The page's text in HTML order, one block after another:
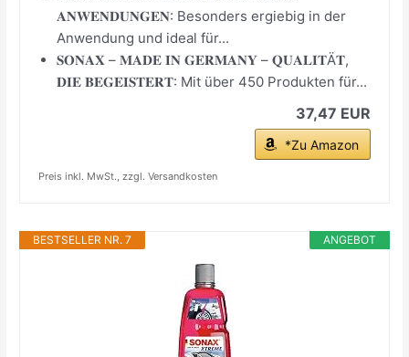
𝐀𝐍𝐖𝐄𝐍𝐃𝐔𝐍𝐆𝐄𝐍: Besonders ergiebig in der
Anwendung und ideal für...
𝐒𝐎𝐍𝐀𝐗 – 𝐌𝐀𝐃𝐄 𝐈𝐍 𝐆𝐄𝐑𝐌𝐀𝐍𝐘 – 𝐐𝐔𝐀𝐋𝐈𝐓Ä𝐓,
𝐃𝐈𝐄 𝐁𝐄𝐆𝐄𝐈𝐒𝐓𝐄𝐑𝐓: Mit über 450 Produkten für...
37,47 EUR
*Zu Amazon
Preis inkl. MwSt., zzgl. Versandkosten
ANGEBOT
BESTSELLER NR. 7